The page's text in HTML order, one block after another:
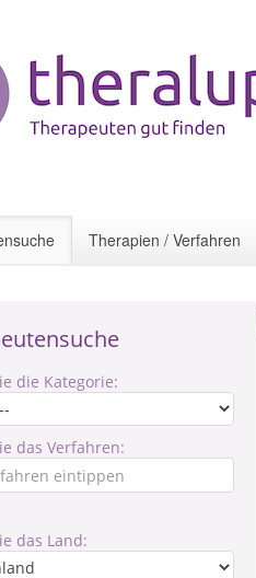
Therapien / Verfahren
die Kategorie:
das Verfahren:
das Land: